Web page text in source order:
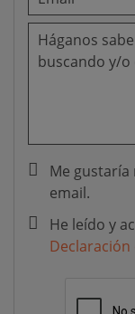
Me
email.
He leído y